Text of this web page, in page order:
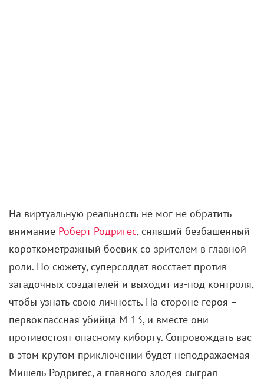
На виртуальную реальность не мог не обратить
внимание Роберт Родригес, снявший безбашенный
короткометражный боевик со зрителем в главной
роли. По сюжету, суперсолдат восстает против
загадочных создателей и выходит из-под контроля,
чтобы узнать свою личность. На стороне героя –
первоклассная убийца М-13, и вместе они
противостоят опасному киборгу. Сопровождать вас
в этом крутом приключении будет неподражаемая
Мишель Родригес, а главного злодея сыграл